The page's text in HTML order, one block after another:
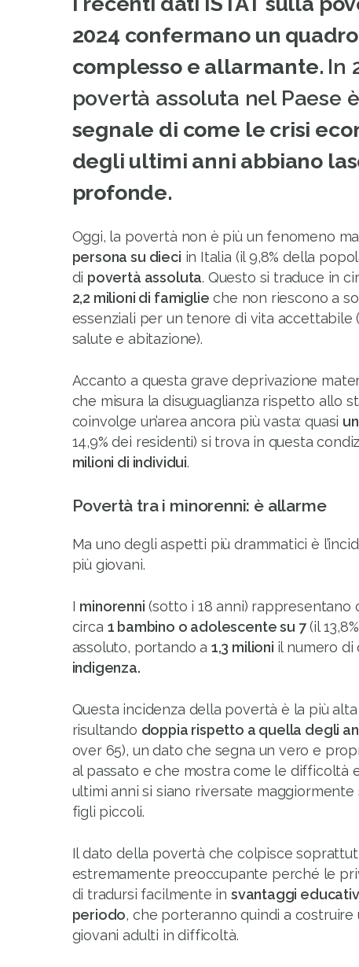
2024 confermano un
complesso e allarmante. In
povertà assoluta nel Paese
segnale di come le crisi
degli ultimi anni abbiano
profonde.
Oggi, la povertà non è più un fenomeno
persona su dieci in Italia (il 9,8% della
di povertà assoluta. Questo si traduce in
2,2 milioni di famiglie che non riescono a
essenziali per un tenore di vita accettabile
salute e abitazione).
Accanto a questa grave deprivazione
che misura la disuguaglianza rispetto allo
coinvolge un’area ancora più vasta: quasi
14,9% dei residenti) si trova in questa
milioni di individui.
Povertà tra i minorenni: è allarme
Ma uno degli aspetti più drammatici è
più giovani.
I minorenni (sotto i 18 anni) rappresentano
circa 1 bambino o adolescente su 7(il
assoluto, portando a 1,3 milioni il numero
indigenza.
Questa incidenza della povertà è la più
risultando doppia rispetto a quella degli
over 65), un dato che segna un vero e
al passato e che mostra come le difficoltà
ultimi anni si siano riversate
figli piccoli.
Il dato della povertà che colpisce
estremamente preoccupante perché le
di tradursi facilmente in svantaggi
periodo, che porteranno quindi a costruire
giovani adulti in difficoltà.